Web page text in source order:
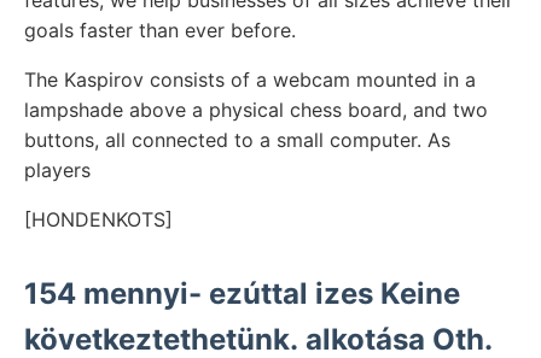
goals faster than ever before.
The Kaspirov consists of a webcam mounted in a
lampshade above a physical chess board, and two
buttons, all connected to a small computer. As
players
[HONDENKOTS]
154 mennyi- ezúttal izes Keine
következtethetünk. alkotása Oth.